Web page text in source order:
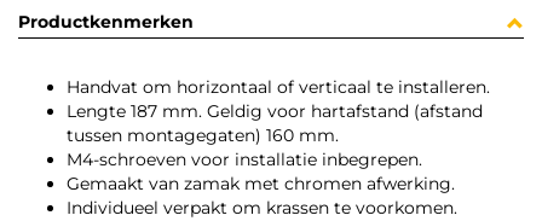
Productkenmerken
Handvat om horizontaal of verticaal te installeren.
Lengte 187 mm. Geldig voor hartafstand (afstand
tussen montagegaten) 160 mm.
M4-schroeven voor installatie inbegrepen.
Gemaakt van zamak met chromen afwerking.
Individueel verpakt om krassen te voorkomen.